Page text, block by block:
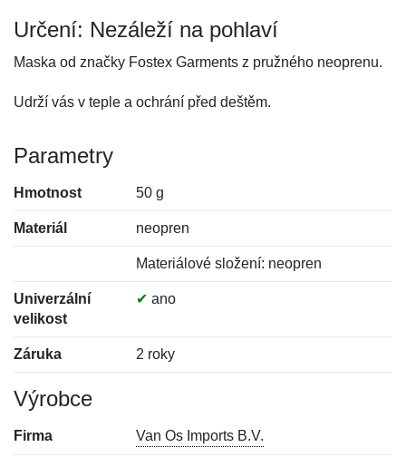
Určení: Nezáleží na pohlaví
Maska od značky Fostex Garments z pružného neoprenu.
Udrží vás v teple a ochrání před deštěm.
Parametry
Hmotnost 50 g
Materiál neopren
Materiálové složení: neopren
Univerzální
velikost
✔ ano
Záruka 2 roky
Výrobce
Firma Van Os Imports B.V.